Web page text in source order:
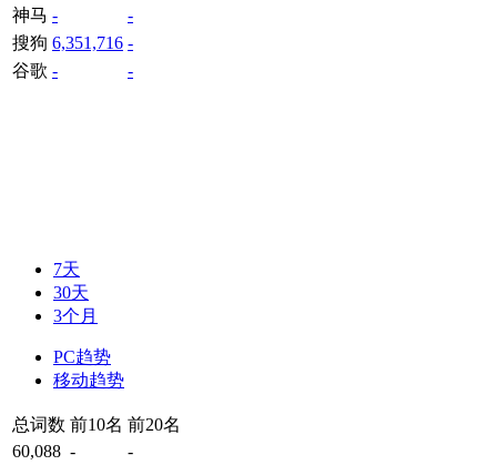
神马 -
-
搜狗 6,351,716 -
谷歌 - -
7天
30天
3个月
PC趋势
移动趋势
总词数 前10名 前20名
60,088 - -